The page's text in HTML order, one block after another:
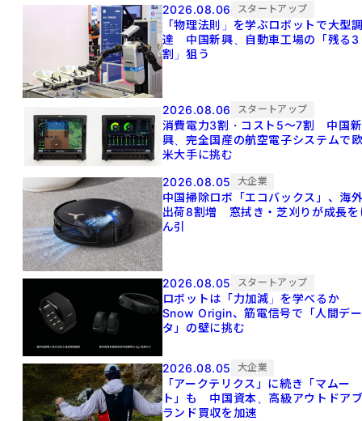
2026.08.06 スタートアップ
「物理法則」を学ぶロボットで大型
達 中国新興、自動車工場の「残る3
割」狙う
2026.08.06 スタートアップ
消費電力3割・コスト5〜7割 中国新
興、完全国産の航空電子システムで
米大手に挑む
2026.08.05
大企業
中国掃除ロボ「エコバックス」、海
出荷8割増 窓拭き・芝刈りが成長を
ん引
2026.08.05 スタートアップ
ロボットは「力加減」を学べるか
Snow Origin、筋電信号で「人間デー
タ」の壁に挑む
2026.08.05 大企業
「アークテリクス」に続き「マムー
ト」も 中国資本、高級アウトドア
ランド買収を加速